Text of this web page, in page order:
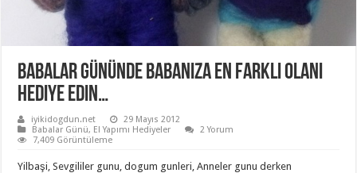
Babalar gününde babanıza en farklı olanı
hediye edin…
iyikidogdun.net
29 Mayıs 2012
Babalar Günü, El Yapımı Hediyeler
2 Yorum
7,409 Görüntüleme
Yilbaşi, Sevgililer gunu, dogum gunleri, Anneler gunu derken